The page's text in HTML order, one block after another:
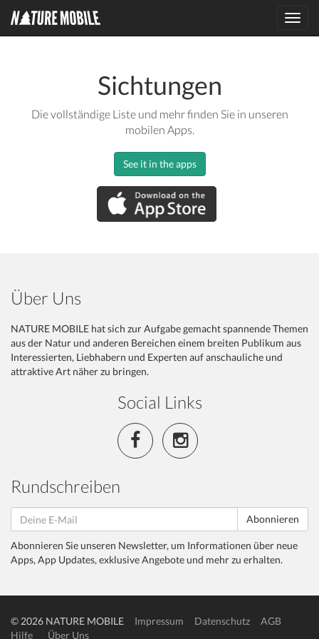
Sichtungen
Die vollständige Liste und mehr finden Sie in unseren
mobilen Apps.
See it in the apps
Über Uns
NATURE MOBILE hat sich zur Aufgabe gemacht spannende Themen
aus der Natur und anderen Bereichen einem breiten Publikum aus
Interessierten, Liebhabern und Experten auf anschauliche und
attraktive Art näher zu bringen.
Social Links
Rundschreiben
Abonnieren
Abonnieren Sie unseren Newsletter, um Informationen über neue
Apps, App Updates, exklusive Angebote und mehr zu erhalten.
© 2026 NATURE MOBILE Impressum Datenschutz
AGB
Hilfe
Über Uns